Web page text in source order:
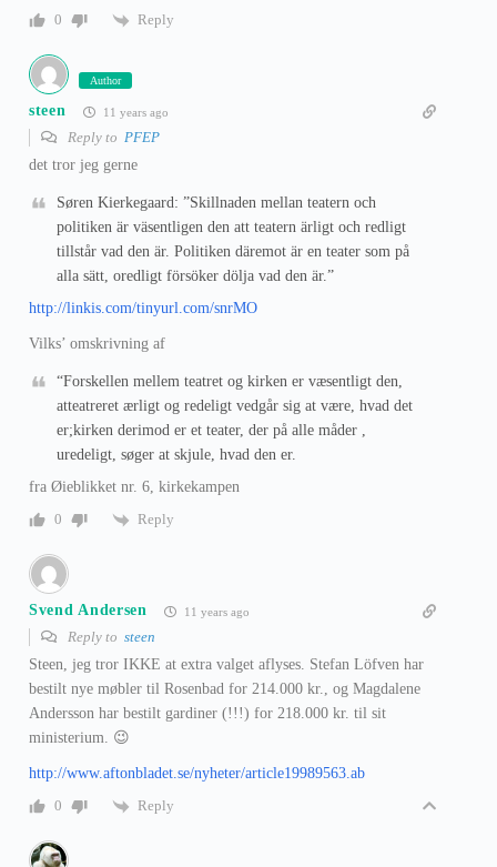
0
Reply
Author
steen 11 years ago
Reply to PFEP
det tror jeg gerne
Søren Kierkegaard: ”Skillnaden mellan teatern och
politiken är väsentligen den att teatern ärligt och redligt
tillstår vad den är. Politiken däremot är en teater som på
alla sätt, oredligt försöker dölja vad den är.”
http://linkis.com/tinyurl.com/snrMO
Vilks’ omskrivning af
“Forskellen mellem teatret og kirken er væsentligt den,
atteatreret ærligt og redeligt vedgår sig at være, hvad det
er;kirken derimod er et teater, der på alle måder ,
uredeligt, søger at skjule, hvad den er.
fra Øieblikket nr. 6, kirkekampen
0
Reply
Svend Andersen 11 years ago
Reply to steen
Steen, jeg tror IKKE at extra valget aflyses. Stefan Löfven har
bestilt nye møbler til Rosenbad for 214.000 kr., og Magdalene
Andersson har bestilt gardiner (!!!) for 218.000 kr. til sit
ministerium. 😉
http://www.aftonbladet.se/nyheter/article19989563.ab
0
Reply